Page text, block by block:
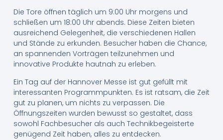
Die Tore öffnen täglich um 9:00 Uhr morgens und
schließen um 18:00 Uhr abends. Diese Zeiten bieten
ausreichend Gelegenheit, die verschiedenen Hallen
und Stände zu erkunden. Besucher haben die Chance,
an spannenden Vorträgen teilzunehmen und
innovative Produkte hautnah zu erleben.
Ein Tag auf der Hannover Messe ist gut gefüllt mit
interessanten Programmpunkten. Es ist ratsam, die Zeit
gut zu planen, um nichts zu verpassen. Die
Öffnungszeiten wurden bewusst so gestaltet, dass
sowohl Fachbesucher als auch Technikbegeisterte
genügend Zeit haben, alles zu entdecken.